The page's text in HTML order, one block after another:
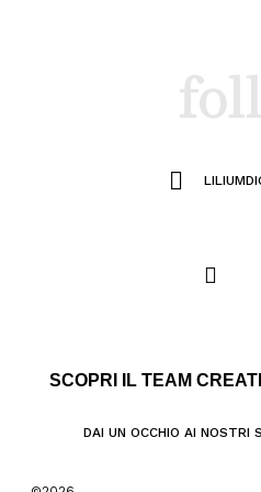
SCOPRI IL TEAM
DAI UN OCCHIO AI NOSTRI